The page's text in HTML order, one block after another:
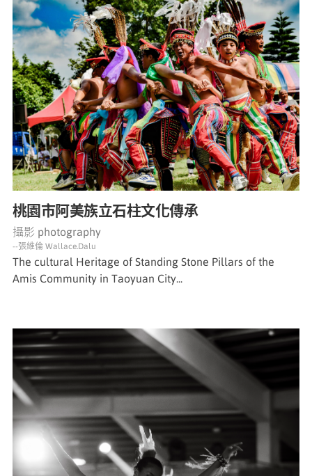
桃園市阿美族立石柱文化傳承
攝影 photography
--張維倫 Wallace.Dalu
The cultural Heritage of Standing Stone Pillars of the
Amis Community in Taoyuan City...